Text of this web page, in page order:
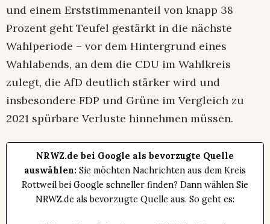
und einem Erststimmenanteil von knapp 38
Prozent geht Teufel gestärkt in die nächste
Wahlperiode – vor dem Hintergrund eines
Wahlabends, an dem die CDU im Wahlkreis
zulegt, die AfD deutlich stärker wird und
insbesondere FDP und Grüne im Vergleich zu
2021 spürbare Verluste hinnehmen müssen.
NRWZ.de bei Google als bevorzugte Quelle
auswählen: Sie möchten Nachrichten aus dem Kreis
Rottweil bei Google schneller finden? Dann wählen Sie
NRWZ.de als bevorzugte Quelle aus. So geht es: